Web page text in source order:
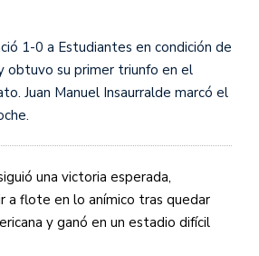
1-0 a Estudiantes en condición de
obtuvo su primer triunfo en el
Juan Manuel Insaurralde marcó el
una victoria esperada,
a flote en lo anímico tras quedar
y ganó en un estadio difícil